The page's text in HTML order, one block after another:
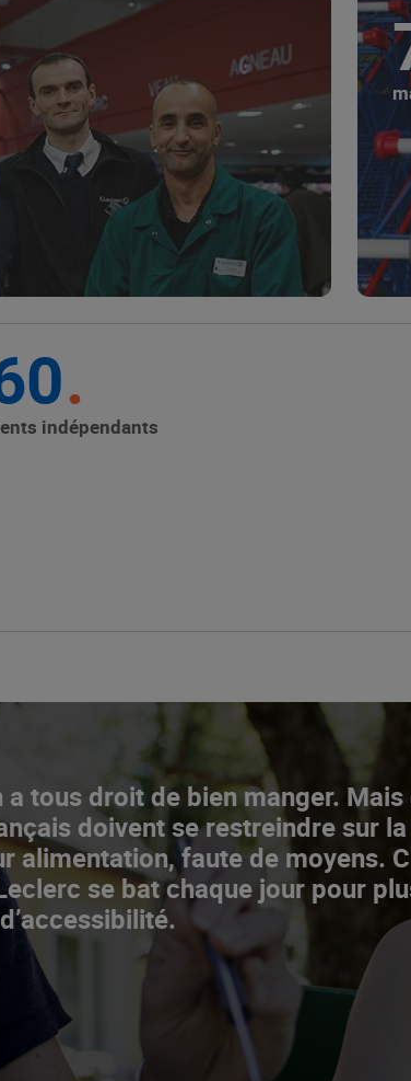
« Repérage » - La nouvelle
revue de tendances de
Marque Repère
ALIMENTATION DE QUALITÉ
producteurs avec les
L’ascenceur social
fonctionne chez E.Leclerc !
NOTRE MODÈLE
indépendants
a tous droit de bien manger.
doivent se restreindre sur
alimentation, faute de moyens.
se bat chaque jour pour